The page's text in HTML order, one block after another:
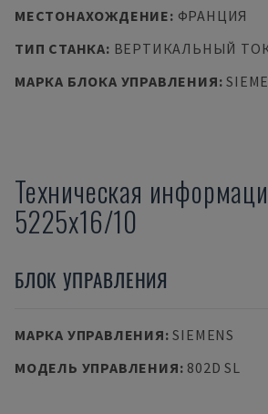
МЕСТОНАХОЖДЕНИЕ: ФРАНЦИЯ
ТИП СТАНКА: ВЕРТИКАЛЬНЫЙ
МАРКА БЛОКА УПРАВЛЕНИЯ:
Техническая
5225x16/10
БЛОК УПРАВЛЕНИЯ
МАРКА УПРАВЛЕНИЯ:SIEMENS
МОДЕЛЬ УПРАВЛЕНИЯ: 802D SL